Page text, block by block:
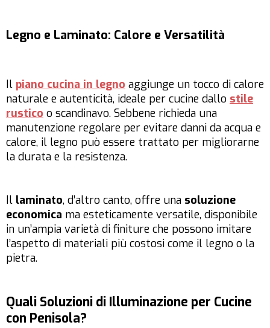
Legno e Laminato: Calore e Versatilità
Il piano cucina in legno aggiunge un tocco di calore
naturale e autenticità, ideale per cucine dallo stile
rustico o scandinavo. Sebbene richieda una
manutenzione regolare per evitare danni da acqua e
calore, il legno può essere trattato per migliorarne
la durata e la resistenza.
Il laminato, d’altro canto, offre una soluzione
economica ma esteticamente versatile, disponibile
in un’ampia varietà di finiture che possono imitare
l’aspetto di materiali più costosi come il legno o la
pietra.
Quali Soluzioni di Illuminazione per Cucine
con Penisola?